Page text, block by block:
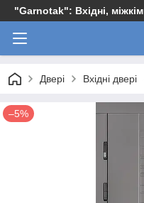
"Garnotak": Вхідні,
Двері Вхідні двері
–5%